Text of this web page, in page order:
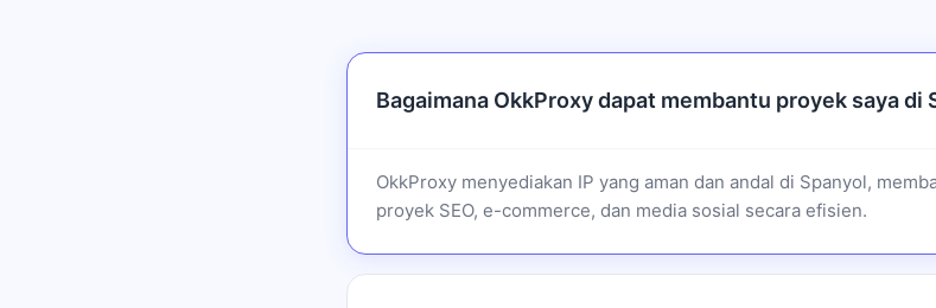
Bagaimana OkkProxy dapat membantu proyek saya di
OkkProxy menyediakan IP yang aman dan andal di Spanyol,
proyek SEO, e-commerce, dan media sosial secara efisien.